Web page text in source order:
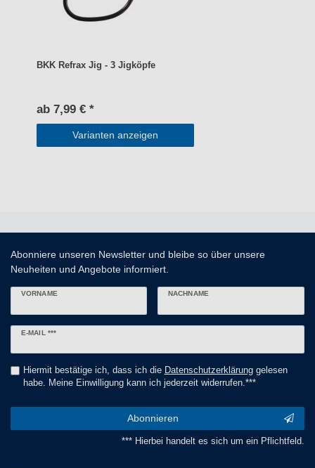
BKK Refrax Jig - 3 Jigköpfe
ab 7,99 € *
Varianten anzeigen
Abonniere unseren Newsletter und bleibe so über unsere
Neuheiten und Angebote informiert.
VORNAME NACHNAME
E-MAIL ***
Newsletter
Hiermit bestätige ich, dass ich die Daten­schutz­erklärunggelesen
habe. Meine Einwilligung kann ich jederzeit widerrufen.***
Abonnieren
*** Hierbei handelt es sich um ein Pflichtfeld.